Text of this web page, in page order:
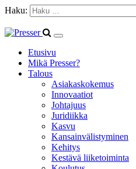
Haku:
Etusivu
Mikä Presser?
Talous
Asiakaskokemus
Innovaatiot
Johtajuus
Juridiikka
Kasvu
Kansainvälistyminen
Kehitys
Kestävä liiketoiminta